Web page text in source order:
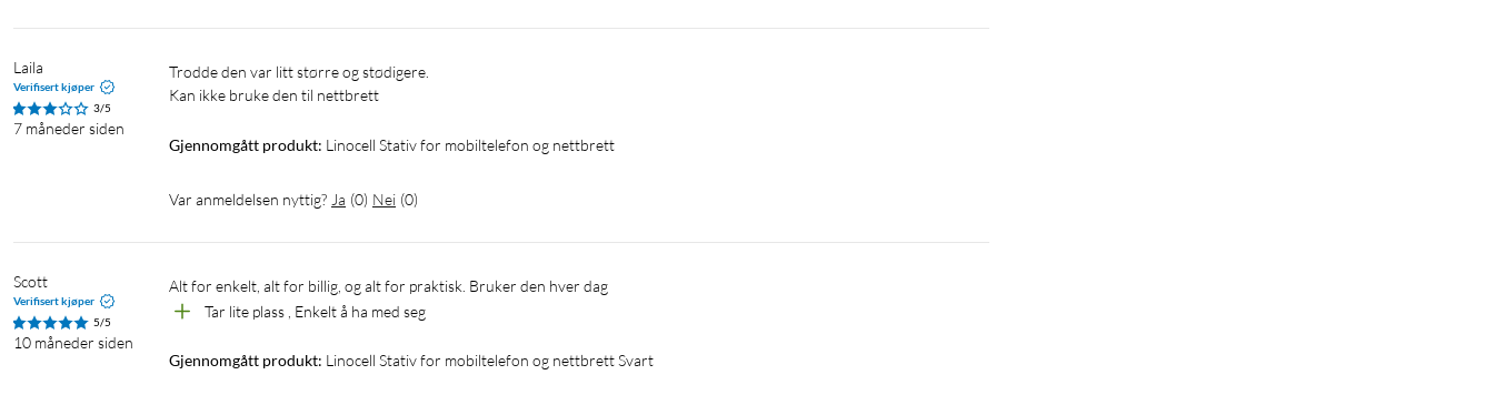
Laila
Verifisert kjøper
3/5
7 måneder siden
Trodde den var litt større og stødigere.
Kan ikke bruke den til nettbrett
Gjennomgått produkt: Linocell Stativ for mobiltelefon og nettbrett
Var anmeldelsen nyttig? Ja (0) Nei (0)
Scott
Verifisert kjøper
5/5
10 måneder siden
Alt for enkelt, alt for billig, og alt for praktisk. Bruker den hver dag
Tar lite plass , Enkelt å ha med seg
Gjennomgått produkt: Linocell Stativ for mobiltelefon og nettbrett Svart